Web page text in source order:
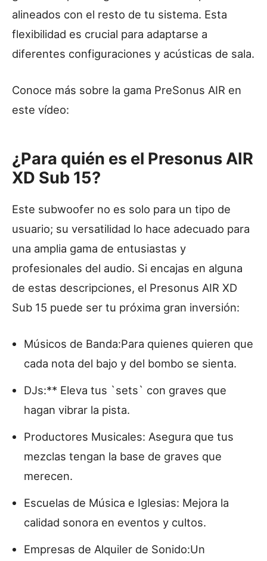
alineados con el resto de tu sistema. Esta
flexibilidad es crucial para adaptarse a
diferentes configuraciones y acústicas de sala.
Conoce más sobre la gama PreSonus AIR en
este vídeo:
¿Para quién es el Presonus AIR
XD Sub 15?
Este subwoofer no es solo para un tipo de
usuario; su versatilidad lo hace adecuado para
una amplia gama de entusiastas y
profesionales del audio. Si encajas en alguna
de estas descripciones, el Presonus AIR XD
Sub 15 puede ser tu próxima gran inversión:
Músicos de Banda:Para quienes quieren que
cada nota del bajo y del bombo se sienta.
DJs:** Eleva tus `sets` con graves que
hagan vibrar la pista.
Productores Musicales: Asegura que tus
mezclas tengan la base de graves que
merecen.
Escuelas de Música e Iglesias: Mejora la
calidad sonora en eventos y cultos.
Empresas de Alquiler de Sonido:Un